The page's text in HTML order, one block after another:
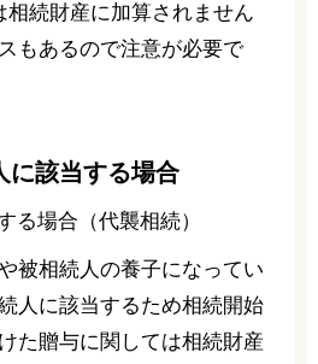
相続財産に加算されません
もあるので注意が必要で
に該当する場合
被相続人の養子になってい
人に該当するため相続開始
た贈与に関しては相続財産